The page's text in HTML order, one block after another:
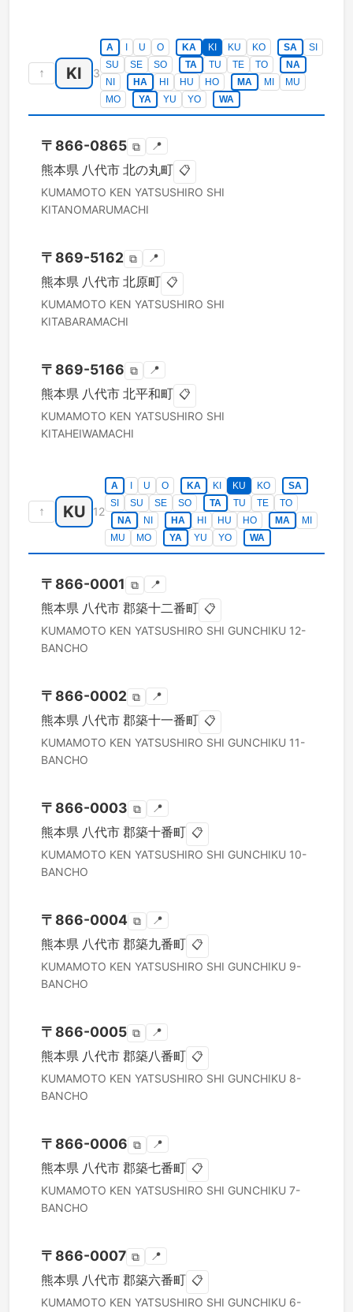
↑ KI 3
A U O KA KI KU KO SA
SI
SU
SE SO TA TU TE TO
NA
NI
HA HI HU HO MA MI
MU
MO
YA YU YO WA
〒 866-0865 ⧉ 📍
熊本県 八代市 北の丸町 📋
KUMAMOTO KEN YATSUSHIRO SHI
KITANOMARUMACHI
〒 869-5162 ⧉ 📍
熊本県 八代市 北原町 📋
KUMAMOTO KEN YATSUSHIRO SHI
KITABARAMACHI
〒 869-5166 ⧉ 📍
熊本県 八代市 北平和町 📋
KUMAMOTO KEN YATSUSHIRO SHI
KITAHEIWAMACHI
↑ KU 12
A U O KA KI KU KO
SA
SI
SU SE SO TA TU TE
TO
NA
NI HA HI HU HO MA
MI
MU
MO YA YU YO WA
〒 866-0001 ⧉ 📍
熊本県 八代市 郡築十二番町 📋
KUMAMOTO KEN YATSUSHIRO SHI GUNCHIKU 12-
BANCHO
〒 866-0002 ⧉ 📍
熊本県 八代市 郡築十一番町 📋
KUMAMOTO KEN YATSUSHIRO SHI GUNCHIKU 11-
BANCHO
〒 866-0003 ⧉ 📍
熊本県 八代市 郡築十番町 📋
KUMAMOTO KEN YATSUSHIRO SHI GUNCHIKU 10-
BANCHO
〒 866-0004 ⧉ 📍
熊本県 八代市 郡築九番町 📋
KUMAMOTO KEN YATSUSHIRO SHI GUNCHIKU 9-
BANCHO
〒 866-0005 ⧉ 📍
熊本県 八代市 郡築八番町 📋
KUMAMOTO KEN YATSUSHIRO SHI GUNCHIKU 8-
BANCHO
〒 866-0006 ⧉ 📍
熊本県 八代市 郡築七番町 📋
KUMAMOTO KEN YATSUSHIRO SHI GUNCHIKU 7-
BANCHO
〒 866-0007 ⧉ 📍
熊本県 八代市 郡築六番町 📋
KUMAMOTO KEN YATSUSHIRO SHI GUNCHIKU 6-